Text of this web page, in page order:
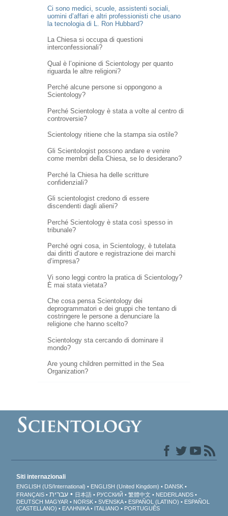
Ci sono medici, scuole, assistenti sociali,
uomini d’affari e altri professionisti che usano
la tecnologia di L. Ron Hubbard?
La Chiesa si occupa di questioni
interconfessionali?
Qual è l’opinione di Scientology per quanto
riguarda le altre religioni?
Perché alcune persone si oppongono a
Scientology?
Perché Scientology è stata a volte al centro di
controversie?
Scientology ritiene che la stampa sia ostile?
Gli Scientologist possono andare e venire
come membri della Chiesa, se lo desiderano?
Perché la Chiesa ha delle scritture
confidenziali?
Gli scientologist credono di essere
discendenti dagli alieni?
Perché Scientology è stata così spesso in
tribunale?
Perché ogni cosa, in Scientology, è tutelata
dai diritti d’autore e registrazione dei marchi
d’impresa?
Vi sono leggi contro la pratica di Scientology?
È mai stata vietata?
Che cosa pensa Scientology dei
deprogrammatori e dei gruppi che tentano di
costringere le persone a denunciare la
religione che hanno scelto?
Scientology sta cercando di dominare il
mondo?
Are young children permitted in the Sea
Organization?
Siti internazionali
ENGLISH (US/International) ENGLISH (United Kingdom)
DANSK
FRANÇAIS
עברית 日本語 РУССКИЙ 繁體中文
NEDERLANDS
DEUTSCH MAGYAR NORSK SVENSKA ESPAÑOL (LATINO)
ESPAÑOL
(CASTELLANO)
ΕΛΛΗΝΙΚA ITALIANO PORTUGUÊS